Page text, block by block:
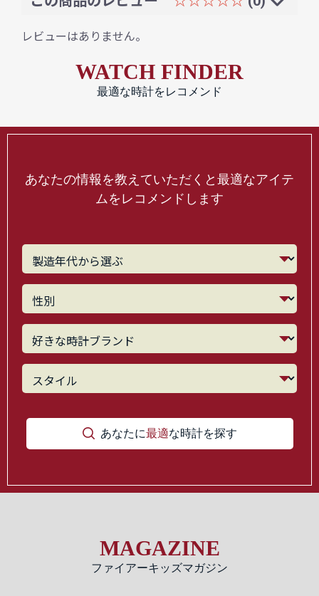
レビューはありません。
WATCH FINDER
最適な時計をレコメンド
あなたの情報を教えていただくと最適なアイテ
ムをレコメンドします
あなたに最適な時計を探す
MAGAZINE
ファイアーキッズマガジン